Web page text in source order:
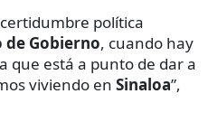
política
Gobierno, cuando hay
que está a punto de dar a
viviendo en Sinaloa”,